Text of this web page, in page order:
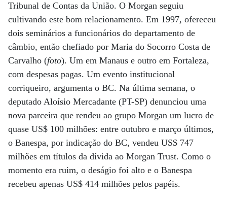
Tribunal de Contas da União. O Morgan seguiu
cultivando este bom relacionamento. Em 1997, ofereceu
dois seminários a funcionários do departamento de
câmbio, então chefiado por Maria do Socorro Costa de
Carvalho (foto). Um em Manaus e outro em Fortaleza,
com despesas pagas. Um evento institucional
corriqueiro, argumenta o BC. Na última semana, o
deputado Aloísio Mercadante (PT-SP) denunciou uma
nova parceira que rendeu ao grupo Morgan um lucro de
quase US$ 100 milhões: entre outubro e março últimos,
o Banespa, por indicação do BC, vendeu US$ 747
milhões em títulos da dívida ao Morgan Trust. Como o
momento era ruim, o deságio foi alto e o Banespa
recebeu apenas US$ 414 milhões pelos papéis.